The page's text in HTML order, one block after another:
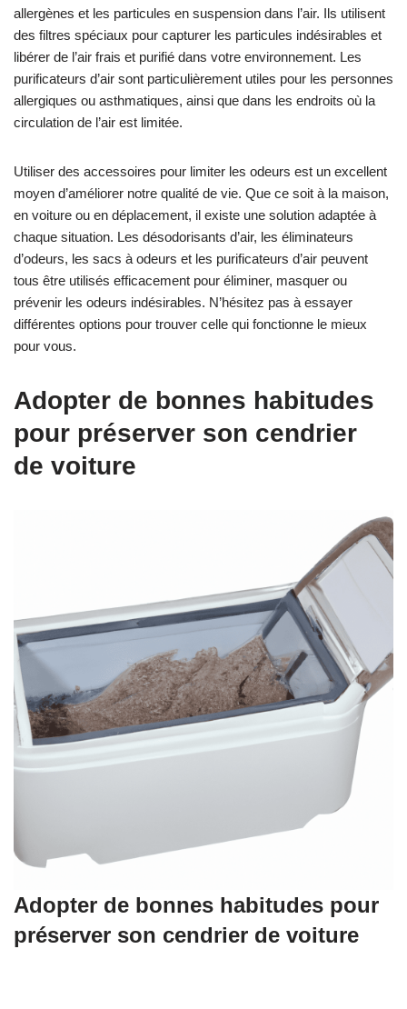
allergènes et les particules en suspension dans l’air. Ils utilisent
des filtres spéciaux pour capturer les particules indésirables et
libérer de l’air frais et purifié dans votre environnement. Les
purificateurs d’air sont particulièrement utiles pour les personnes
allergiques ou asthmatiques, ainsi que dans les endroits où la
circulation de l’air est limitée.
Utiliser des accessoires pour limiter les odeurs est un excellent
moyen d’améliorer notre qualité de vie. Que ce soit à la maison,
en voiture ou en déplacement, il existe une solution adaptée à
chaque situation. Les désodorisants d’air, les éliminateurs
d’odeurs, les sacs à odeurs et les purificateurs d’air peuvent
tous être utilisés efficacement pour éliminer, masquer ou
prévenir les odeurs indésirables. N’hésitez pas à essayer
différentes options pour trouver celle qui fonctionne le mieux
pour vous.
Adopter de bonnes habitudes
pour préserver son cendrier
de voiture
Adopter de bonnes habitudes pour
préserver son cendrier de voiture